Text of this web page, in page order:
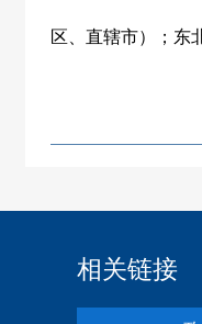
区、直辖市）；东
相关链接